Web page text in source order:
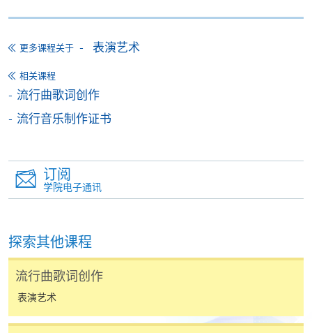
除由学院裁定的特殊情况（例如课程因报名人数不足
准退还款项，以现金、易办事、微信支付、支付宝、
支票或缴费灵（只限网上付款）方式缴交之款项，将
以支票退款；以信用卡缴交之款项，退款将直接退还
外收费，详情请联络有关学科职员。
学费及学额不得转让他人。一经取录，学员不得转读
学院对邮递失误而遗失的支票或本票、付款收据或个
人资料，概不负责。
若学员有意申请付款证明书，请把填妥之申请表、贴
每张收据申请费用为港币30 元。支票抬头注明「香
更多课程关于 表演艺术
相关课程
流行曲歌词创作
流行音乐制作证书
订阅
学院电子通讯
探索其他课程
流行曲歌词创作
表演艺术